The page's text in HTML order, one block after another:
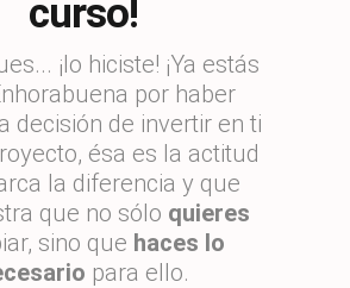
curso!
¡lo hiciste! ¡Ya estás
por haber
decisión de invertir en ti
ésa es la actitud
la diferencia y que
que no sólo quieres
sino que haces lo
para ello.